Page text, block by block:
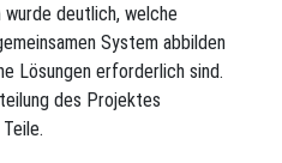
deutlich, welche
System abbilden
Lösungen erforderlich sind.
des Projektes